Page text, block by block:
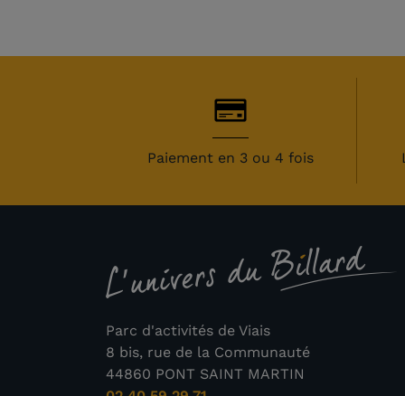
Paiement en 3 ou 4 fois
Parc d'activités de Viais
8 bis, rue de la Communauté
44860 PONT SAINT MARTIN